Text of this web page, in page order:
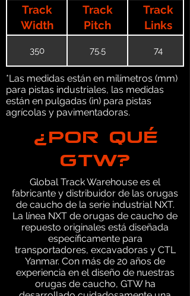
Track
Width
Track
Pitch
Track
Links
350 75.5 74
*Las medidas están en milímetros (mm)
para pistas industriales, las medidas
están en pulgadas (in) para pistas
agrícolas y pavimentadoras.
¿POR QUÉ
GTW?
Global Track Warehouse es el
fabricante y distribuidor de las orugas
de caucho de la serie industrial NXT.
La línea NXT de orugas de caucho de
repuesto originales está diseñada
específicamente para
transportadores, excavadoras y CTL
Yanmar. Con más de 20 años de
experiencia en el diseño de nuestras
orugas de caucho, GTW ha